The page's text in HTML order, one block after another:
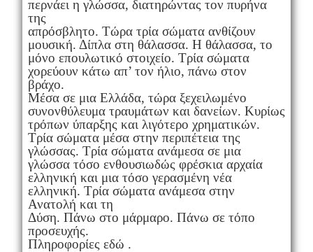
περνάει η γλώσσα, διατηρώντας τον πυρήνα
της
απρόσβλητο. Τώρα τρία σώματα ανθίζουν
μουσική. Δίπλα στη θάλασσα. Η θάλασσα, το
μόνο επουλωτικό στοιχείο. Τρία σώματα
χορεύουν κάτω απ’ τον ήλιο, πάνω στον
βράχο.
Μέσα σε μια Ελλάδα, τώρα ξεχειλωμένο
συνονθύλευμα τραυμάτων και δανείων. Κυρίως
τρόπων ύπαρξης και λιγότερο χρηματικών.
Τρία σώματα μέσα στην περιπέτεια της
γλώσσας. Τρία σώματα ανάμεσα σε μια
γλώσσα τόσο ενθουσιωδώς φρέσκια αρχαία
ελληνική και μια τόσο γερασμένη νέα
ελληνική. Τρία σώματα ανάμεσα στην
Ανατολή και τη
Δύση. Πάνω στο μάρμαρο. Πάνω σε τόπο
προσευχής.
Πληροφορίες εδώ .